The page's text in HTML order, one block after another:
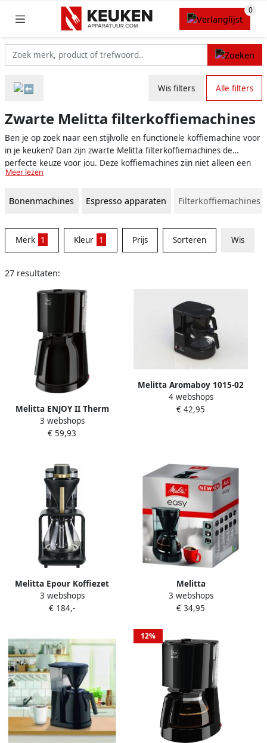
Wis filters Alle filters
Zwarte Melitta filterkoffiemachines
Ben je op zoek naar een stijlvolle en functionele koffiemachine voor
in je keuken? Dan zijn zwarte Melitta filterkoffiemachines de
perfecte keuze voor jou. Deze koffiemachines zijn niet alleen een
lust voor het oog, maar zorgen ook voor een heerlijke kop koffie,
Meer lezen
Bonenmachines Espresso apparaten Filterkoffiemachines
Merk 1 Kleur 1 Prijs Sorteren Wis
27 resultaten:
Melitta ENJOY II Therm
Koffiemachine |
Filterkoffiezetapparaten |
3 webshops
€ 59,93
Melitta Aromaboy 1015-02
Koffiezetapparaat Zwart
550 watt Ruimtebesparend
4 webshops
€ 42,95
Melitta Epour Koffiezet
Zwart Goud |
Filterkoffiezetapparaten |
3 webshops
€ 184,-
Melitta
filterkoffiezetapparaat Easy
II zwart
3 webshops
€ 34,95
12%